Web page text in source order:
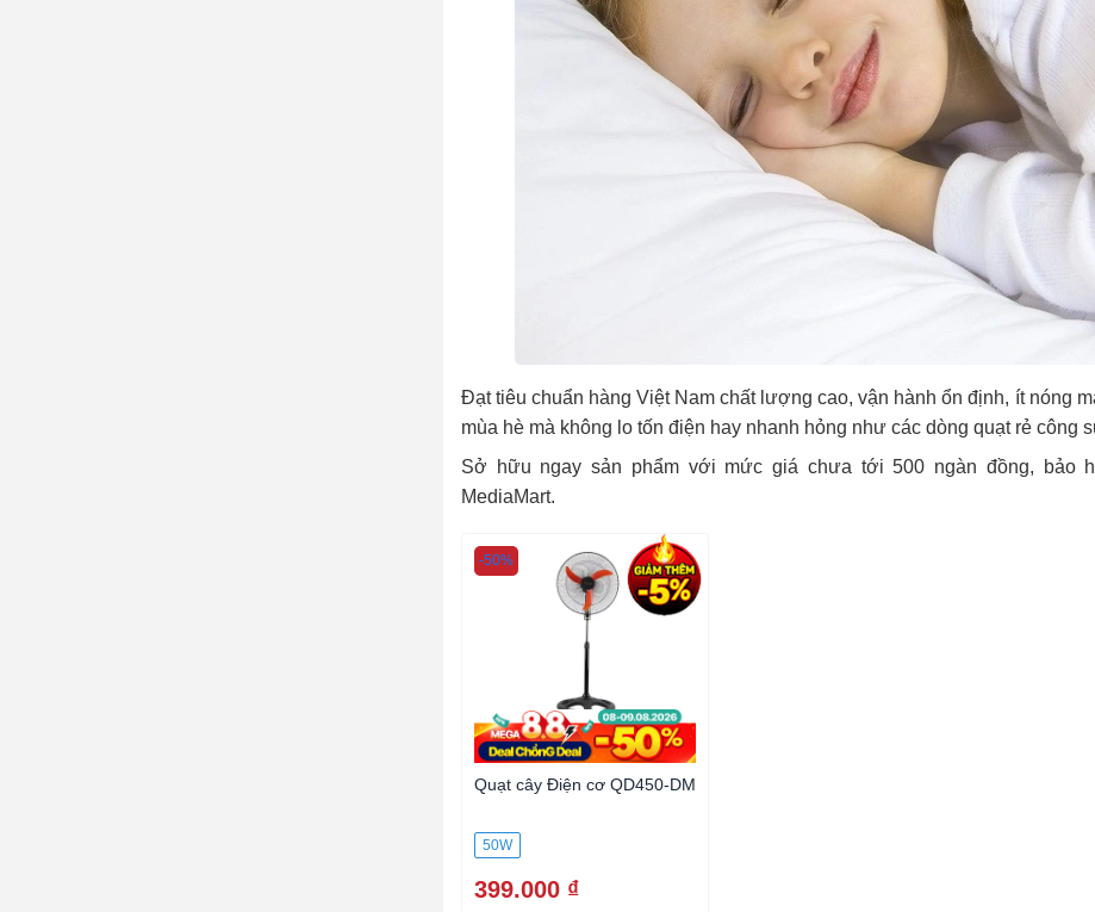
Đạt tiêu chuẩn hàng Việt Nam chất lượng cao, vận hành ổn định, ít nóng
mùa hè mà không lo tốn điện hay nhanh hỏng như các dòng quạt rẻ công
Sở hữu ngay sản phẩm với mức giá chưa tới 500 ngàn đồng, bảo
MediaMart.
Quạt cây Điện cơ QD450-DM
50W
399.000 ₫
-50%